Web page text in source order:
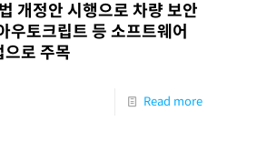
개정안 시행으로 차량 보안
토크립트 등 소프트웨어
으로 주목
Read more